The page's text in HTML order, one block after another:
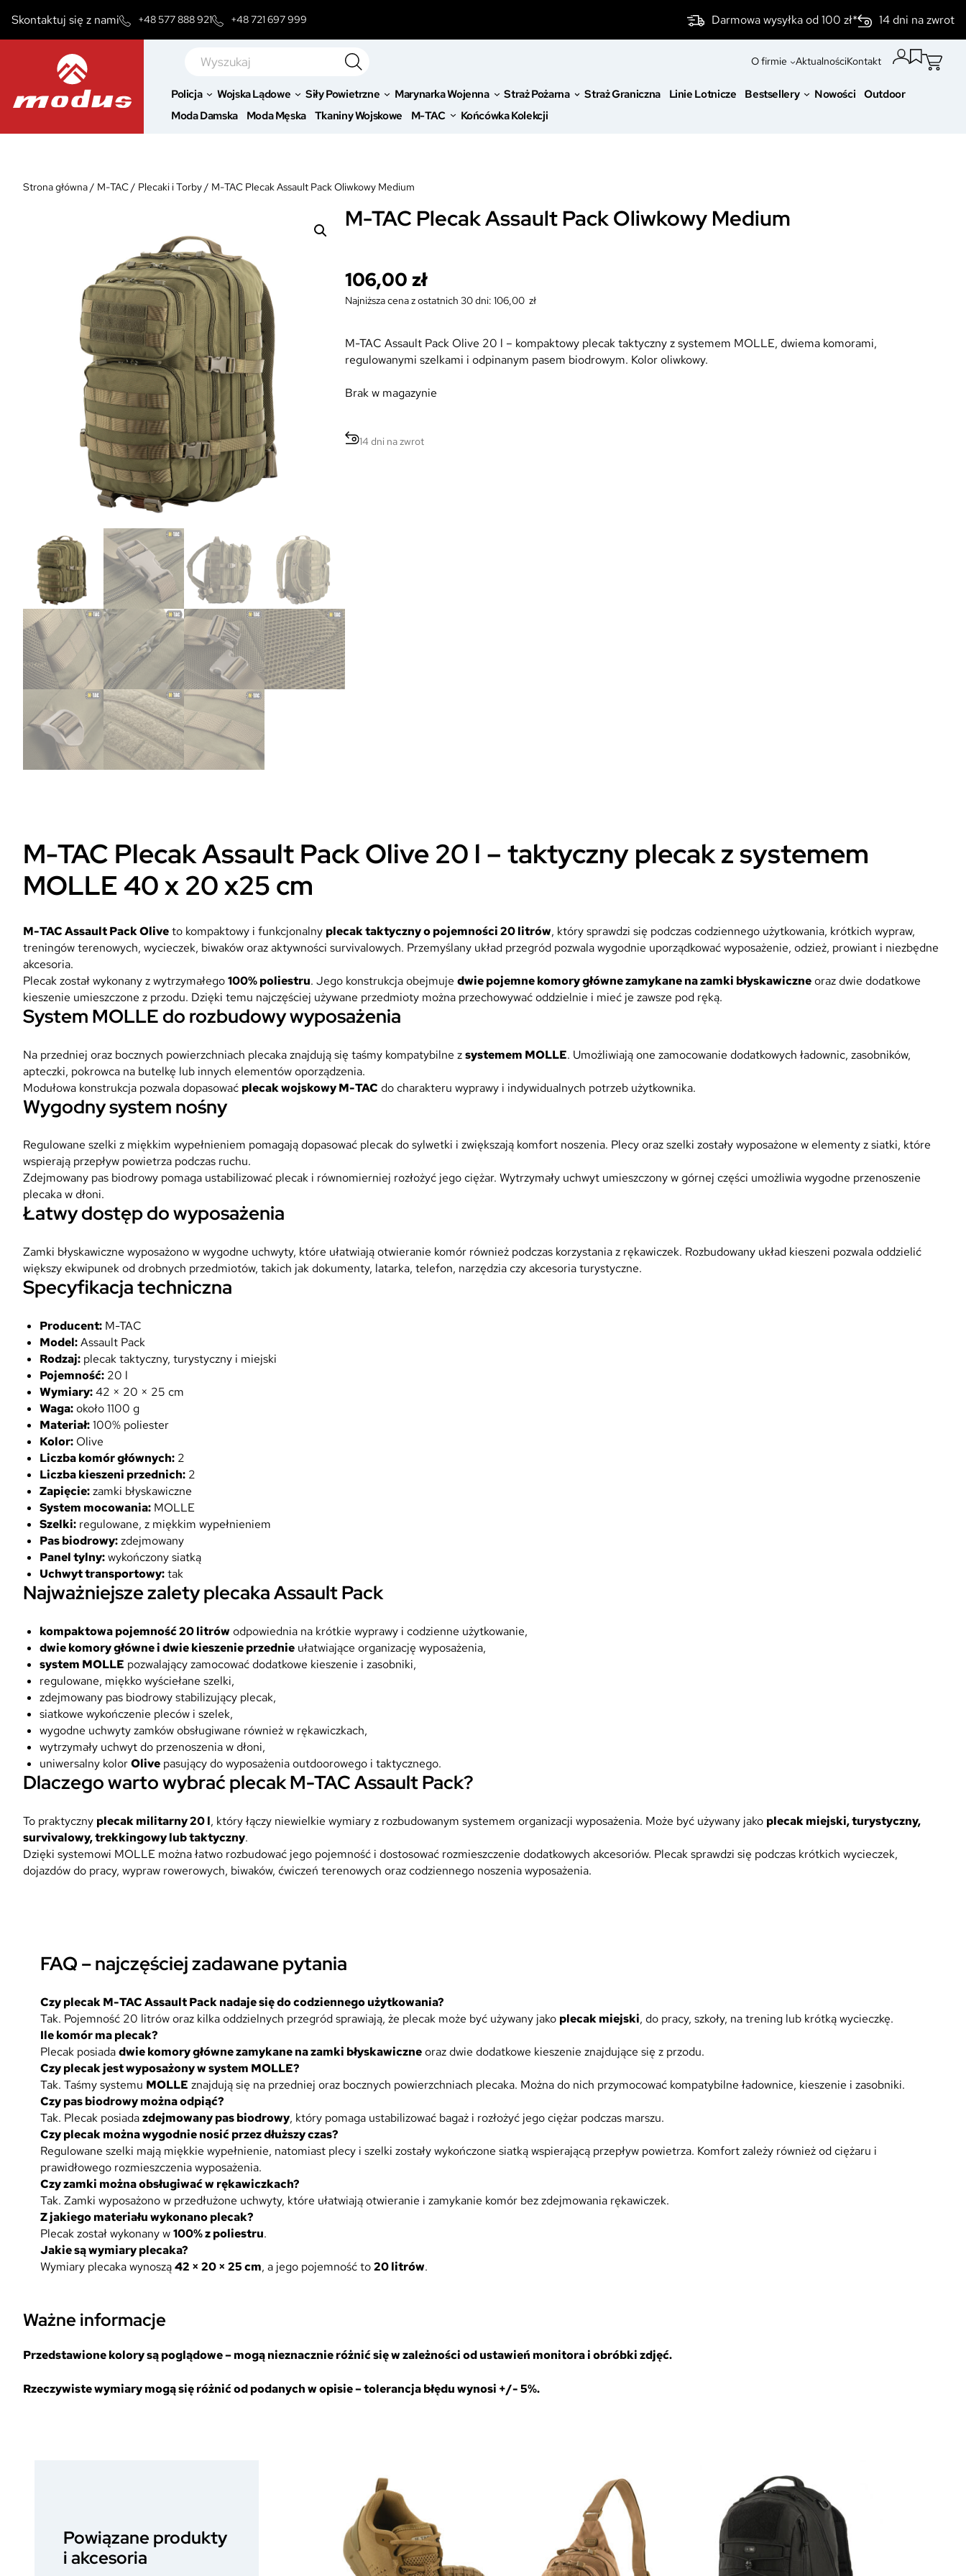
do
treści
Skontaktuj się z nami +48 577 888 921 +48 721 697 999 Darmowa wysyłka od 100 zł* 14 dni na zwrot
Szukaj O firmie AktualnościKontakt
Policja Wojska Lądowe Siły Powietrzne Marynarka Wojenna Straż Pożarna Straż Graniczna Linie Lotnicze Bestsellery Nowości
Outdoor
Moda Damska
Moda Męska Tkaniny Wojskowe M-TAC Końcówka Kolekcji
Strona główna/ M-TAC/ Plecaki i Torby/ M-TAC Plecak Assault Pack Oliwkowy Medium
M-TAC Plecak Assault Pack Oliwkowy Medium
106,00 zł
Najniższa cena z ostatnich 30 dni: 106,00 zł
M-TAC Assault Pack Olive 20 l – kompaktowy plecak taktyczny z systemem MOLLE, dwiema komorami,
regulowanymi szelkami i odpinanym pasem biodrowym. Kolor oliwkowy.
Brak w magazynie
14 dni na zwrot
M-TAC Plecak Assault Pack Olive 20 l – taktyczny plecak z systemem
MOLLE 40 x 20 x25 cm
M-TAC Assault Pack Oliveto kompaktowy i funkcjonalny plecak taktyczny o pojemności 20 litrów, który sprawdzi się podczas codziennego użytkowania, krótkich wypraw,
treningów terenowych, wycieczek, biwaków oraz aktywności survivalowych. Przemyślany układ przegród pozwala wygodnie uporządkować wyposażenie, odzież, prowiant i niezbędne
akcesoria.
Plecak został wykonany z wytrzymałego100% poliestru. Jego konstrukcja obejmuje dwie pojemne komory główne zamykane na zamki błyskawiczneoraz dwie dodatkowe
kieszenie umieszczone z przodu. Dzięki temu najczęściej używane przedmioty można przechowywać oddzielnie i mieć je zawsze pod ręką.
System MOLLE do rozbudowy wyposażenia
Na przedniej oraz bocznych powierzchniach plecaka znajdują się taśmy kompatybilne zsystemem MOLLE. Umożliwiają one zamocowanie dodatkowych ładownic, zasobników,
apteczki, pokrowca na butelkę lub innych elementów oporządzenia.
Modułowa konstrukcja pozwala dopasować plecak wojskowy M-TAC do charakteru wyprawy i indywidualnych potrzeb użytkownika.
Wygodny system nośny
Regulowane szelki z miękkim wypełnieniem pomagają dopasować plecak do sylwetki i zwiększają komfort noszenia. Plecy oraz szelki zostały wyposażone w elementy z siatki, które
wspierają przepływ powietrza podczas ruchu.
Zdejmowany pas biodrowy pomaga ustabilizować plecak i równomierniej rozłożyć jego ciężar. Wytrzymały uchwyt umieszczony w górnej części umożliwia wygodne przenoszenie
plecaka w dłoni.
Łatwy dostęp do wyposażenia
Zamki błyskawiczne wyposażono w wygodne uchwyty, które ułatwiają otwieranie komór również podczas korzystania z rękawiczek. Rozbudowany układ kieszeni pozwala oddzielić
większy ekwipunek od drobnych przedmiotów, takich jak dokumenty, latarka, telefon, narzędzia czy akcesoria turystyczne.
Specyfikacja techniczna
Producent: M-TAC
Model:Assault Pack
Rodzaj: plecak taktyczny, turystyczny i miejski
Pojemność: 20 l
Wymiary:42 × 20 × 25 cm
Waga:około 1100 g
Materiał:100% poliester
Kolor: Olive
Liczba komór głównych: 2
Liczba kieszeni przednich: 2
Zapięcie:zamki błyskawiczne
System mocowania: MOLLE
Szelki: regulowane, z miękkim wypełnieniem
Pas biodrowy:zdejmowany
Panel tylny:wykończony siatką
Uchwyt transportowy:tak
Najważniejsze zalety plecaka Assault Pack
kompaktowa pojemność 20 litrów odpowiednia na krótkie wyprawy i codzienne użytkowanie,
dwie komory główne i dwie kieszenie przednie ułatwiające organizację wyposażenia,
system MOLLE pozwalający zamocować dodatkowe kieszenie i zasobniki,
regulowane, miękko wyściełane szelki,
zdejmowany pas biodrowy stabilizujący plecak,
siatkowe wykończenie pleców i szelek,
wygodne uchwyty zamków obsługiwane również w rękawiczkach,
wytrzymały uchwyt do przenoszenia w dłoni,
uniwersalny kolorOlive pasujący do wyposażenia outdoorowego i taktycznego.
Dlaczego warto wybrać plecak M-TAC Assault Pack?
To praktyczny plecak militarny 20 l, który łączy niewielkie wymiary z rozbudowanym systemem organizacji wyposażenia. Może być używany jako plecak miejski, turystyczny,
survivalowy, trekkingowy lub taktyczny.
Dzięki systemowi MOLLE można łatwo rozbudować jego pojemność i dostosować rozmieszczenie dodatkowych akcesoriów. Plecak sprawdzi się podczas krótkich wycieczek,
dojazdów do pracy, wypraw rowerowych, biwaków, ćwiczeń terenowych oraz codziennego noszenia wyposażenia.
FAQ – najczęściej zadawane pytania
Czy plecak M-TAC Assault Pack nadaje się do codziennego użytkowania?
Tak. Pojemność 20 litrów oraz kilka oddzielnych przegród sprawiają, że plecak może być używany jako plecak miejski, do pracy, szkoły, na trening lub krótką wycieczkę.
Ile komór ma plecak?
Plecak posiadadwie komory główne zamykane na zamki błyskawiczneoraz dwie dodatkowe kieszenie znajdujące się z przodu.
Czy plecak jest wyposażony w system MOLLE?
Tak. Taśmy systemu MOLLE znajdują się na przedniej oraz bocznych powierzchniach plecaka. Można do nich przymocować kompatybilne ładownice, kieszenie i zasobniki.
Czy pas biodrowy można odpiąć?
Tak. Plecak posiadazdejmowany pas biodrowy, który pomaga ustabilizować bagaż i rozłożyć jego ciężar podczas marszu.
Czy plecak można wygodnie nosić przez dłuższy czas?
Regulowane szelki mają miękkie wypełnienie, natomiast plecy i szelki zostały wykończone siatką wspierającą przepływ powietrza. Komfort zależy również od ciężaru i
prawidłowego rozmieszczenia wyposażenia.
Czy zamki można obsługiwać w rękawiczkach?
Tak. Zamki wyposażono w przedłużone uchwyty, które ułatwiają otwieranie i zamykanie komór bez zdejmowania rękawiczek.
Z jakiego materiału wykonano plecak?
Plecak został wykonany w100% z poliestru.
Jakie są wymiary plecaka?
Wymiary plecaka wynoszą42 × 20 × 25 cm, a jego pojemność to20 litrów.
Ważne informacje
Przedstawione kolory są poglądowe – mogą nieznacznie różnić się w zależności od ustawień monitora i obróbki zdjęć.
Rzeczywiste wymiary mogą się różnić od podanych w opisie – tolerancja błędu wynosi +/- 5%.
Powiązane produkty
i akcesoria